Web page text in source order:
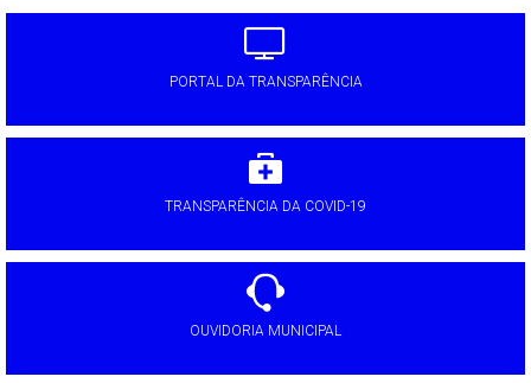
PORTAL DA TRANSPARÊNCIA
TRANSPARÊNCIA DA COVID-19
OUVIDORIA MUNICIPAL